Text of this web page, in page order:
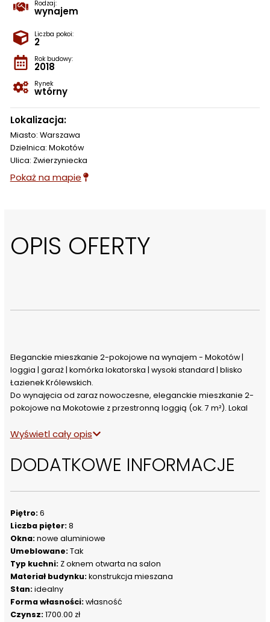
Rodzaj:
wynajem
Liczba pokoi:
2
Rok budowy:
2018
Rynek
wtórny
Lokalizacja:
Miasto: Warszawa
Dzielnica: Mokotów
Ulica: Zwierzyniecka
Pokaż na mapie
OPIS OFERTY
Eleganckie mieszkanie 2-pokojowe na wynajem - Mokotów |
loggia | garaż | komórka lokatorska | wysoki standard | blisko
Łazienek Królewskich.
Do wynajęcia od zaraz nowoczesne, eleganckie mieszkanie 2-
pokojowe na Mokotowie z przestronną loggią (ok. 7 m²). Lokal
standardzie z dbałością o detale i komfort użytkowania.
W cenie jest zawarte miejsce parkingowe i duża komórka
lokatorska oraz zaliczki na wodę i centralne ogrzewanie.
Miejsce parkingowe w garażu podziemnym (w cenie)
Komórka lokatorska ok. 4 m² (w cenie)
Wysokie piętro + piękny, przestrzenny widok
Wysokość pomieszczeń ok. 3 m
Ekspozycja zapewniająca doskonałe doświetlenie dzienne
Cicha lokalizacja - mieszkanie od strony wewnętrznej osiedla
Wyposażenie i standard:
Mieszkanie jest w pełni umeblowane i gotowe do zamieszkania.
Kuchnia wykonana na wymiar, wyposażona w wysokiej klasy
Wyświetl cały opis
DODATKOWE INFORMACJE
Piętro:6
Liczba pięter:8
Okna:nowe aluminiowe
Umeblowane:Tak
Typ kuchni: Z oknem otwarta na salon
Materiał budynku:konstrukcja mieszana
Stan:idealny
Forma własności:własność
Czynsz:1700.00 zł